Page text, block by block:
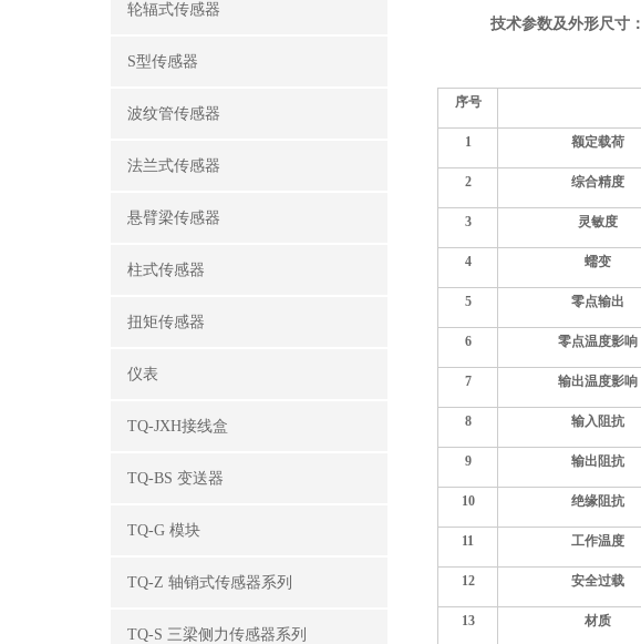
轮辐式传感器
S型传感器
波纹管传感器
法兰式传感器
悬臂梁传感器
柱式传感器
扭矩传感器
仪表
TQ-JXH接线盒
TQ-BS 变送器
TQ-G 模块
TQ-Z 轴销式传感器系列
TQ-S 三梁侧力传感器系列
技术参数及外形尺寸：
序号
1 额定载荷
2 综合精度
3 灵敏度
4 蠕变
5 零点输出
6 零点温度影响
7 输出温度影响
8 输入 阻抗
9 输出阻抗
10 绝缘阻抗
11 工作温度
12 安全过载
13 材质